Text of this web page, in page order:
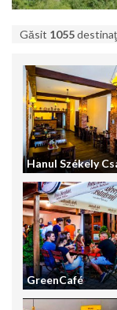
Găsit 1055
Hanul Székely
GreenCafé